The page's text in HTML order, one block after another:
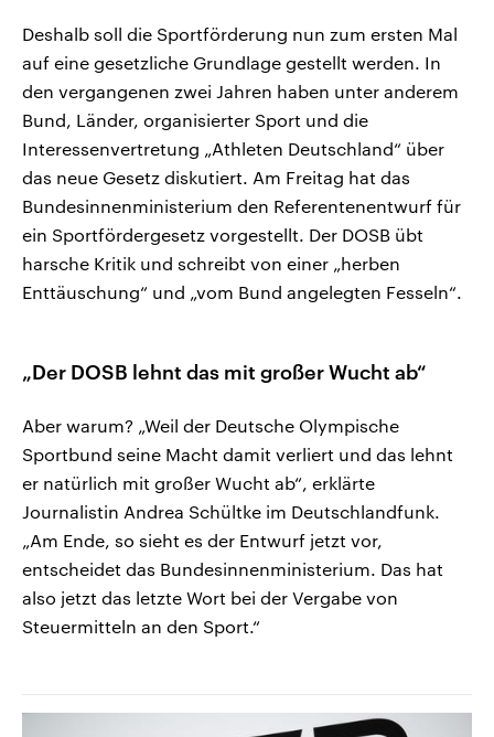
Deshalb soll die Sportförderung nun zum ersten Mal
auf eine gesetzliche Grundlage gestellt werden. In
den vergangenen zwei Jahren haben unter anderem
Bund, Länder, organisierter Sport und die
Interessenvertretung „Athleten Deutschland“ über
das neue Gesetz diskutiert. Am Freitag hat das
Bundesinnenministerium den Referentenentwurf für
ein Sportfördergesetz vorgestellt. Der DOSB übt
harsche Kritik und schreibt von einer „herben
Enttäuschung“ und „vom Bund angelegten Fesseln“.
„Der DOSB lehnt das mit großer Wucht ab“
Aber warum? „Weil der Deutsche Olympische
Sportbund seine Macht damit verliert und das lehnt
er natürlich mit großer Wucht ab“, erklärte
Journalistin Andrea Schültke im Deutschlandfunk.
„Am Ende, so sieht es der Entwurf jetzt vor,
entscheidet das Bundesinnenministerium. Das hat
also jetzt das letzte Wort bei der Vergabe von
Steuermitteln an den Sport.“